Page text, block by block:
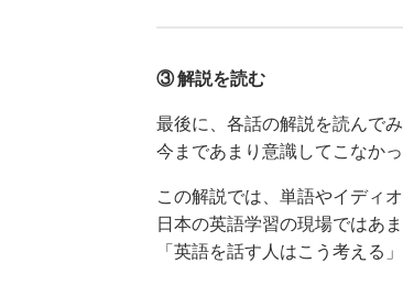
③ 解説を読む
最後に、各話の解説を読んでみ
今まであまり意識してこなか
この解説では、単語やイディ
日本の英語学習の現場ではあ
「英語を話す人はこう考える